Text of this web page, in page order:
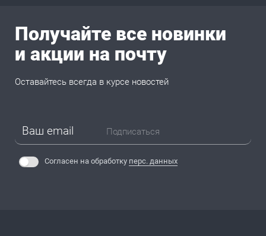
Получайте все новинки
и акции на почту
Оставайтесь всегда в курсе новостей
Подписаться
Согласен на обработку перс. данных